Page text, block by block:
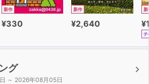
!? ⇒ 〇そろそろご飯の時間だか
いものを口に入れる
がわからなくなる
⇒ 〇あなたの息子の○○です
新作
¥330
新作
¥2,640
新
チ
グ
～ 2026年08月05日